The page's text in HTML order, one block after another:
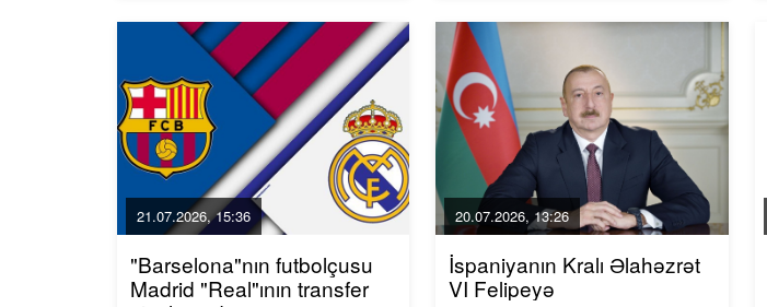
21.07.2026, 15:36
"Barselona"nın futbolçusu
Madrid "Real"ının transfer
20.07.2026, 13:26
İspaniyanın Kralı Əlahəzrət
VI Felipeyə